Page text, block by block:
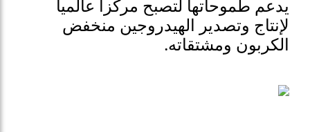
يدعم طموحاتها لتصبح مركزاً عالمياً
لإنتاج وتصدير الهيدروجين منخفض
الكربون ومشتقاته.